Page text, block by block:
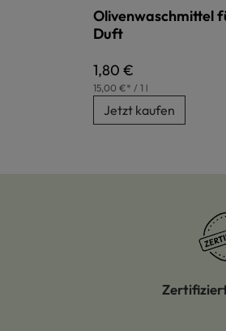
Olivenwaschmittel
Duft
Regulärer Preis:
1,80 €
15,00 €* / 1 l
Jetzt kaufen